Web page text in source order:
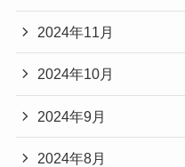
2024年11月
2024年10月
2024年9月
2024年8月